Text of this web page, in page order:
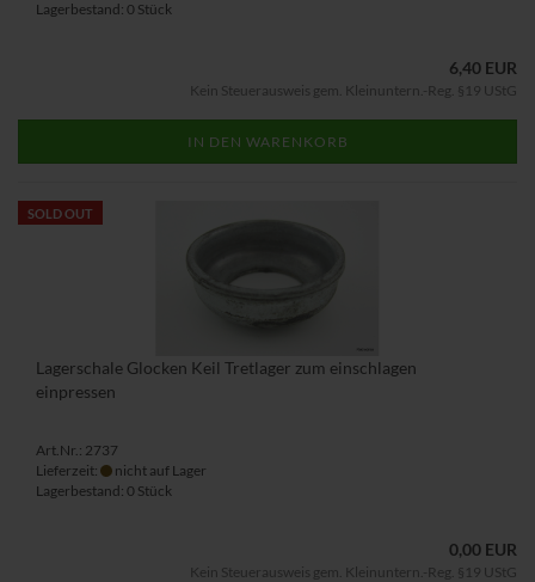
Lagerbestand: 0 Stück
6,40 EUR
Kein Steuerausweis gem. Kleinuntern.-Reg. §19 UStG
IN DEN WARENKORB
SOLD OUT
Lagerschale Glocken Keil Tretlager zum einschlagen
einpressen
Art.Nr.: 2737
Lieferzeit:
nicht auf Lager
Lagerbestand: 0 Stück
0,00 EUR
Kein Steuerausweis gem. Kleinuntern.-Reg. §19 UStG